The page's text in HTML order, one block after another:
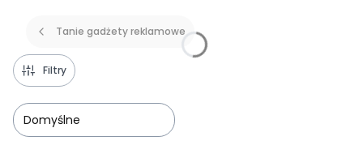
Tanie gadżety reklamowe
Filtry
Domyślne